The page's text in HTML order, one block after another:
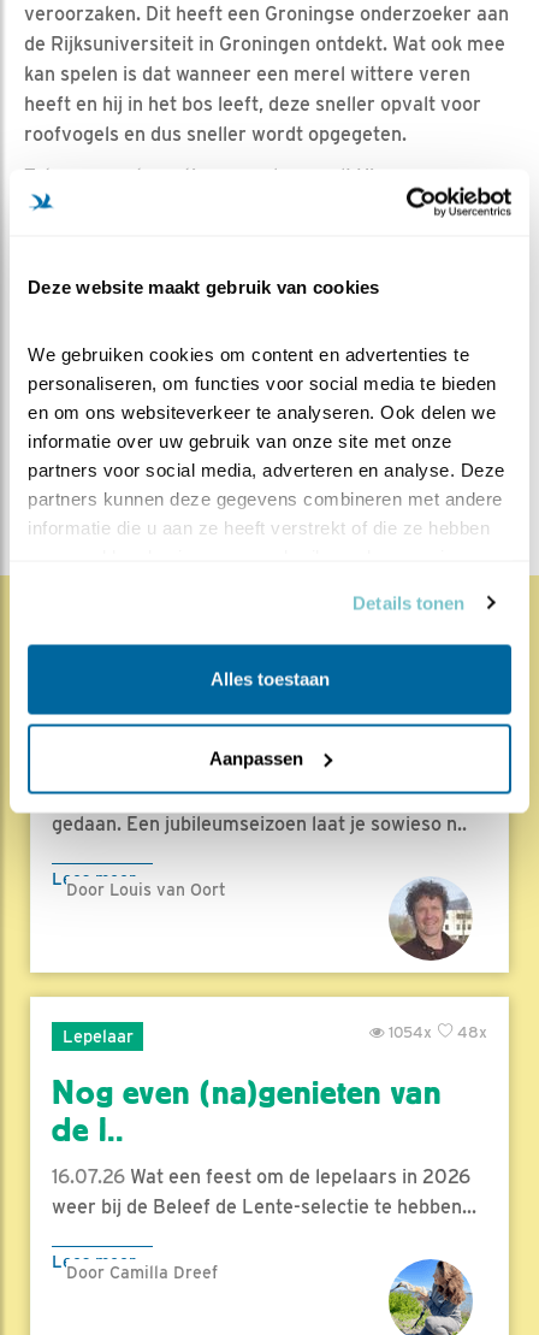
Deze website maakt gebruik van cookies
We gebruiken cookies om content en advertenties te
personaliseren, om functies voor social media te bieden
en om ons websiteverkeer te analyseren. Ook delen we
informatie over uw gebruik van onze site met onze
partners voor social media, adverteren en analyse. Deze
partners kunnen deze gegevens combineren met andere
informatie die u aan ze heeft verstrekt of die ze hebben
Details tonen
Alles toestaan
Aanpassen
veroorzaken. Dit heeft een Groningse onderzoeker aan
de Rijksuniversiteit in Groningen ontdekt. Wat ook mee
kan spelen is dat wanneer een merel wittere veren
heeft en hij in het bos leeft, deze sneller opvalt voor
roofvogels en dus sneller wordt opgegeten.
Tot zover wat weetjes over de merel! Hier nog een
prachtig
van de snelgroeiende jongen!
Bewaar deze blog
Merel
Alle Beleef de Lente
blogs
DEEL DIT BERICHT
68x
1840x
Herleef de Lente: de vele
17.07.26Beleef de Lente zit erop; seizoen 20 is
gedaan. Een jubileumseizoen laat je sowieso n..
Lees meer
Door Louis van Oort
Lepelaar 48x
1054x
Nog even (na)genieten van
de l..
16.07.26 Wat een feest om de lepelaars in 2026
weer bij de Beleef de Lente-selectie te hebben...
Lees meer
Door Camilla Dreef